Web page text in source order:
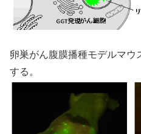
卵巣がん腹膜播種モデルマウ
する。